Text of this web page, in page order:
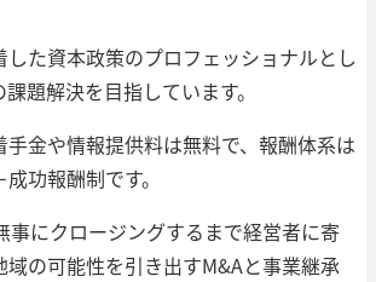
た資本政策のプロフェッショナルとし
題解決を目指しています。
手金や情報提供料は無料で、報酬体系は
功報酬制です。
事にクロージングするまで経営者に寄
域の可能性を引き出すM&Aと事業継承